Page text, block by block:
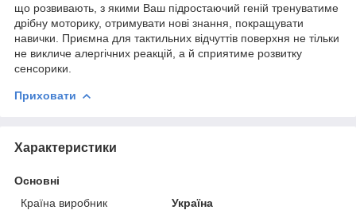
що розвивають, з якими Ваш підростаючий геній тренуватиме
дрібну моторику, отримувати нові знання, покращувати
навички. Приємна для тактильних відчуттів поверхня не тільки
не викличе алергічних реакцій, а й сприятиме розвитку
сенсорики.
Приховати
Характеристики
Основні
Країна виробник
Україна